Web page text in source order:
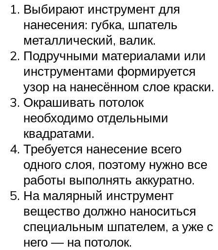
Выбирают инструмент для
нанесения: губка, шпатель
металлический, валик.
Подручными материалами или
инструментами формируется
узор на нанесённом слое краски.
Окрашивать потолок
необходимо отдельными
квадратами.
Требуется нанесение всего
одного слоя, поэтому нужно все
работы выполнять аккуратно.
На малярный инструмент
вещество должно наноситься
специальным шпателем, а уже с
него — на потолок.